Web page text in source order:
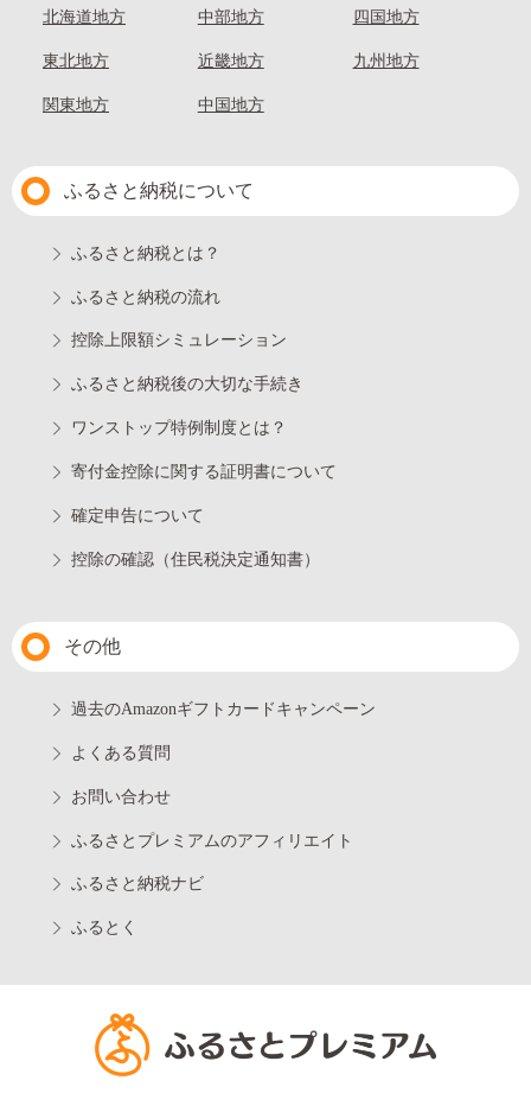
北海道地方
東北地方
関東地方
中部地方
近畿地方
中国地方
四国地方
九州地方
ふるさと納税について
ふるさと納税とは？
ふるさと納税の流れ
控除上限額シミュレーション
ふるさと納税後の大切な手続き
ワンストップ特例制度とは？
寄付金控除に関する証明書について
確定申告について
控除の確認（住民税決定通知書）
その他
過去のAmazonギフトカードキャンペーン
よくある質問
お問い合わせ
ふるさとプレミアムのアフィリエイト
ふるさと納税ナビ
ふるとく